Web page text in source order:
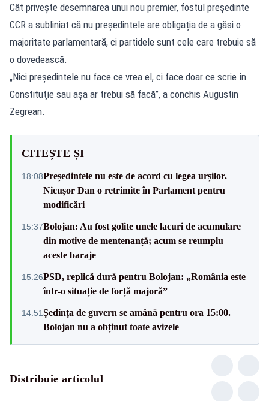
Cât privește desemnarea unui nou premier, fostul președinte
CCR a subliniat că nu președintele are obligația de a găsi o
majoritate parlamentară, ci partidele sunt cele care trebuie să
o dovedească.
„Nici preşedintele nu face ce vrea el, ci face doar ce scrie în
Constituţie sau aşa ar trebui să facă”, a conchis Augustin
Zegrean.
CITEȘTE ȘI
18:08Președintele nu este de acord cu legea urșilor.
Nicușor Dan o retrimite în Parlament pentru
modificări
15:37Bolojan: Au fost golite unele lacuri de acumulare
din motive de mentenanță; acum se reumplu
aceste baraje
15:26PSD, replică dură pentru Bolojan: „România este
într-o situație de forță majoră”
14:51Ședința de guvern se amână pentru ora 15:00.
Bolojan nu a obținut toate avizele
Distribuie articolul